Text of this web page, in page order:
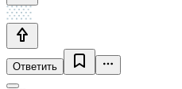
Ответить